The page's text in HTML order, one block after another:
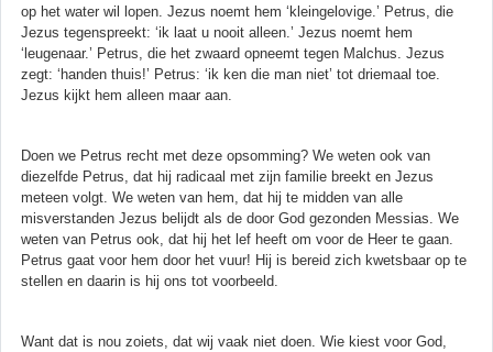
op het water wil lopen. Jezus noemt hem ‘kleingelovige.’ Petrus, die
Jezus tegenspreekt: ‘ik laat u nooit alleen.’ Jezus noemt hem
‘leugenaar.’ Petrus, die het zwaard opneemt tegen Malchus. Jezus
zegt: ‘handen thuis!’ Petrus: ‘ik ken die man niet’ tot driemaal toe.
Jezus kijkt hem alleen maar aan.
Doen we Petrus recht met deze opsomming? We weten ook van
diezelfde Petrus, dat hij radicaal met zijn familie breekt en Jezus
meteen volgt. We weten van hem, dat hij te midden van alle
misverstanden Jezus belijdt als de door God gezonden Messias. We
weten van Petrus ook, dat hij het lef heeft om voor de Heer te gaan.
Petrus gaat voor hem door het vuur! Hij is bereid zich kwetsbaar op te
stellen en daarin is hij ons tot voorbeeld.
Want dat is nou zoiets, dat wij vaak niet doen. Wie kiest voor God,